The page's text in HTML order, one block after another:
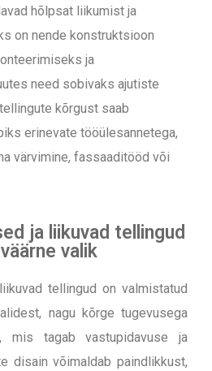
hõlpsat liikumist ja
on nende konstruktsioon
ja
need sobivaks ajutiste
kõrgust saab
erinevate tööülesannetega,
värvimine, fassaaditööd või
ja liikuvad tellingud
valik
tellingud on valmistatud
nagu kõrge tugevusega
mis tagab vastupidavuse ja
disain võimaldab paindlikkust,